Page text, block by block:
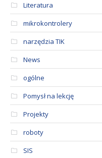
Literatura
mikrokontrolery
narzędzia TIK
News
ogólne
Pomysł na lekcję
Projekty
roboty
SIS